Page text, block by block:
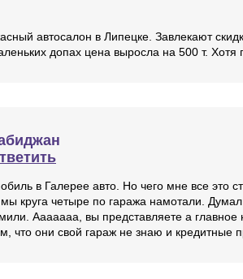
автосалон в Липецке. Завлекают
допах цена выросла на 500 т. Хотя
в Галерее авто. Но чего мне все это
круга четыре по гаража намотали.
Ааааааа, вы представляете а
что они свой гараж не знаю и